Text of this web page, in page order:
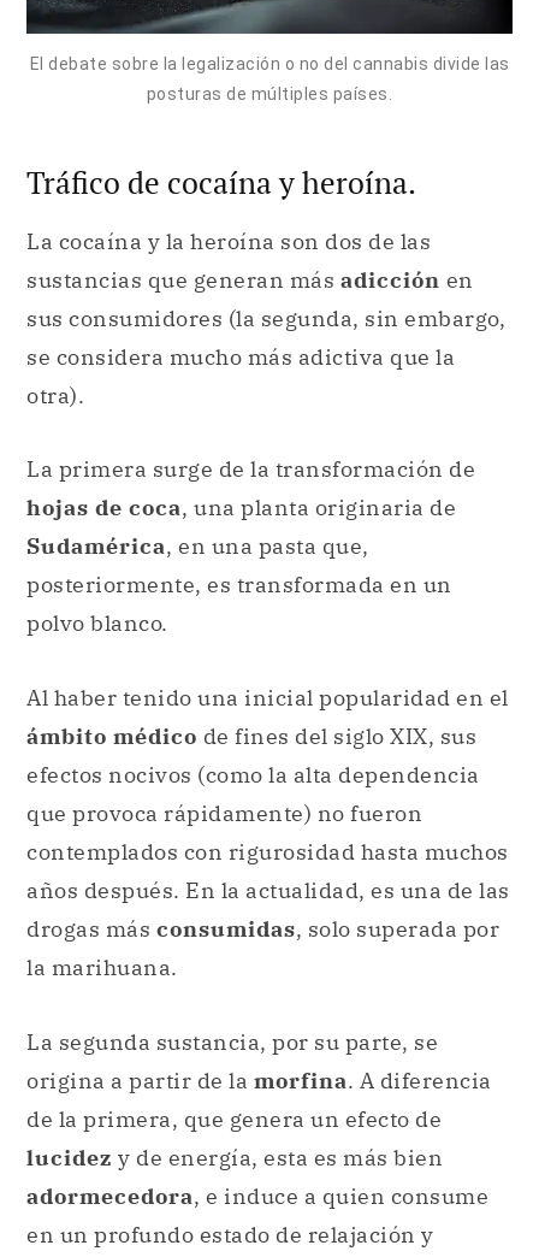
El debate sobre la legalización o no del cannabis divide las
posturas de múltiples países.
Tráfico de cocaína y heroína.
La cocaína y la heroína son dos de las
sustancias que generan más adicción en
sus consumidores (la segunda, sin embargo,
se considera mucho más adictiva que la
otra).
La primera surge de la transformación de
hojas de coca, una planta originaria de
Sudamérica, en una pasta que,
posteriormente, es transformada en un
polvo blanco.
Al haber tenido una inicial popularidad en el
ámbito médico de fines del siglo XIX, sus
efectos nocivos (como la alta dependencia
que provoca rápidamente) no fueron
contemplados con rigurosidad hasta muchos
años después. En la actualidad, es una de las
drogas más consumidas, solo superada por
la marihuana.
La segunda sustancia, por su parte, se
origina a partir de la morfina. A diferencia
de la primera, que genera un efecto de
lucidez y de energía, esta es más bien
adormecedora, e induce a quien consume
en un profundo estado de relajación y